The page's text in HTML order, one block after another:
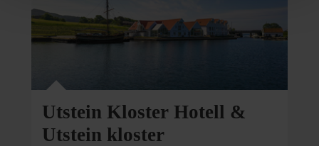
Utstein Kloster Hotell &
Utstein kloster